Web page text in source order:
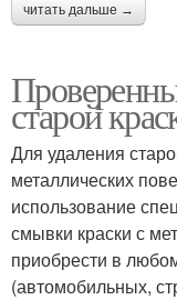
читать дальше →
старой
Для удаления
металлических
использование
смывки краски с
приобрести в
(автомобильных,